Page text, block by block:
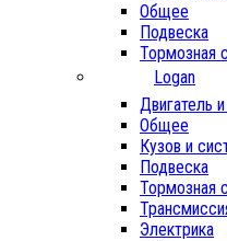
Общее
Подвеска
Тормозная
Logan
Двигатель
Общее
Кузов и
Подвеска
Тормозная
Электрика